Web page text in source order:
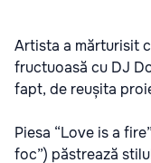
Artista a mărturisit
fructuoasă cu DJ
fapt, de reușita
Piesa “Love is a
foc”) păstrează